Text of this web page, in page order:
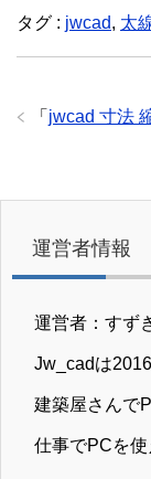
タグ : jwcad, 太
「 jwcad 寸法
運営者情報
運営者：すず
Jw_cadは
建築屋さんで
仕事でPCを